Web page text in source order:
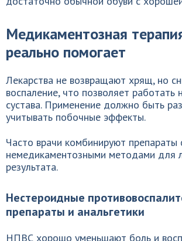
Медикаментозная
реально помогает
Лекарства не возвращают хрящ, но
воспаление, что позволяет работать
сустава. Применение должно быть
учитывать побочные эффекты.
Часто врачи комбинируют препараты
немедикаментозными методами для
результата.
Нестероидные
препараты и анальгетики
НПВС хорошо уменьшают боль и